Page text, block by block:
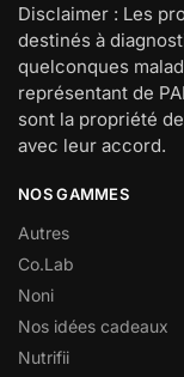
Disclaimer : Les
destinés à
quelconques
représentant de
sont la propriété
avec leur accord.
NOS GAMMES
Autres
Co.Lab
Noni
Nos idées cadeaux
Nutrifii